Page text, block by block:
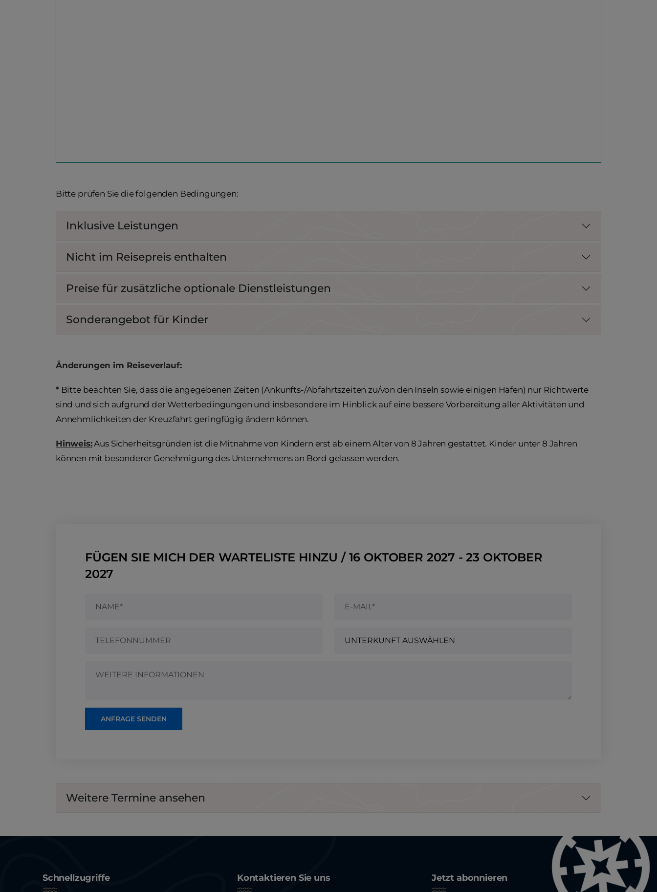
Bitte prüfen Sie die folgenden Bedingungen:
Inklusive Leistungen
Nicht im Reisepreis enthalten
Preise für zusätzliche optionale Dienstleistungen
Sonderangebot für Kinder
Änderungen im Reiseverlauf:
* Bitte beachten Sie, dass die angegebenen Zeiten (Ankunfts-/Abfahrtszeiten zu/von den Inseln sowie einigen Häfen) nur Richtwerte
sind und sich aufgrund der Wetterbedingungen und insbesondere im Hinblick auf eine bessere Vorbereitung aller Aktivitäten und
Annehmlichkeiten der Kreuzfahrt geringfügig ändern können.
Hinweis:Aus Sicherheitsgründen ist die Mitnahme von Kindern erst ab einem Alter von 8 Jahren gestattet. Kinder unter 8 Jahren
können mit besonderer Genehmigung des Unternehmens an Bord gelassen werden.
FÜGEN SIE MICH DER WARTELISTE HINZU / 16 OKTOBER 2027 - 23 OKTOBER
2027
ANFRAGE SENDEN
Weitere Termine ansehen
Schnellzugriffe Kontaktieren Sie uns Jetzt abonnieren